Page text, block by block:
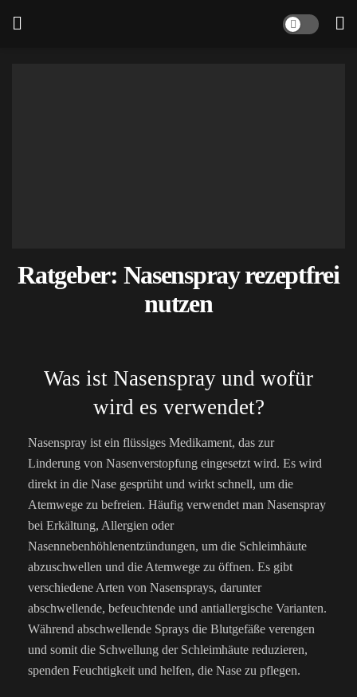
Ratgeber: Nasenspray rezeptfrei
nutzen
Was ist Nasenspray und wofür
wird es verwendet?
Nasenspray ist ein flüssiges Medikament, das zur
Linderung von Nasenverstopfung eingesetzt wird. Es wird
direkt in die Nase gesprüht und wirkt schnell, um die
Atemwege zu befreien. Häufig verwendet man Nasenspray
bei Erkältung, Allergien oder
Nasennebenhöhlenentzündungen, um die Schleimhäute
abzuschwellen und die Atemwege zu öffnen. Es gibt
verschiedene Arten von Nasensprays, darunter
abschwellende, befeuchtende und antiallergische Varianten.
Während abschwellende Sprays die Blutgefäße verengen
und somit die Schwellung der Schleimhäute reduzieren,
spenden Feuchtigkeit und helfen, die Nase zu pflegen.